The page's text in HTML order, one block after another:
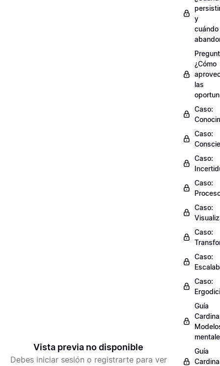
Vista previa no disponible
Debes iniciar sesión o registrarte para ver
y
cuándo
¿Cómo
las
Caso:
Caso:
Caso:
Caso:
Caso:
Caso:
Caso:
Caso:
Guía
Guía